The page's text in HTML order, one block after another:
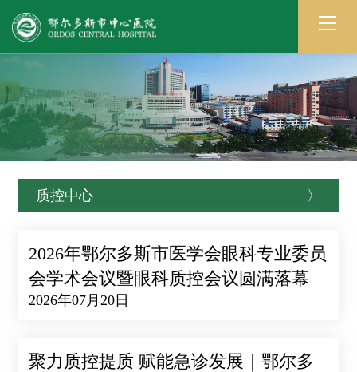
质控中心 〉
2026年鄂尔多斯市医学会眼科专业委员
会学术会议暨眼科质控会议圆满落幕
2026年07月20日
聚力质控提质 赋能急诊发展｜鄂尔多